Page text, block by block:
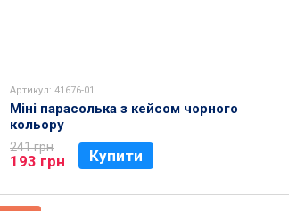
Артикул: 41676-01
Міні парасолька з кейсом чорного
кольору
241 грн
193 грн Купити